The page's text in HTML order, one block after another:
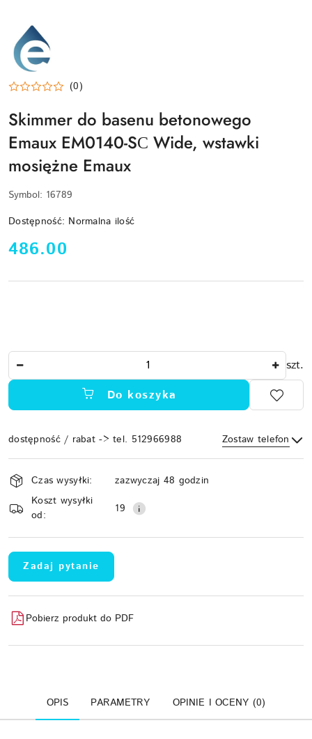
EMAUX-
LOGO
(0)
Skimmer do basenu betonowego
Emaux EM0140-SС Wide, wstawki
mosiężne Emaux
Symbol: 16789
Dostępność: Normalna ilość
cena:
486.00
szt.
Do koszyka
dostępność / rabat -> tel. 512966988 Zostaw telefon
Wyślij
Dostępność
i
dostawa
Czas wysyłki:
zazwyczaj 48 godzin
Koszt wysyłki
od:
19
Zadaj pytanie
Pobierz produkt do PDF
OPIS PARAMETRY OPINIE I OCENY (0)